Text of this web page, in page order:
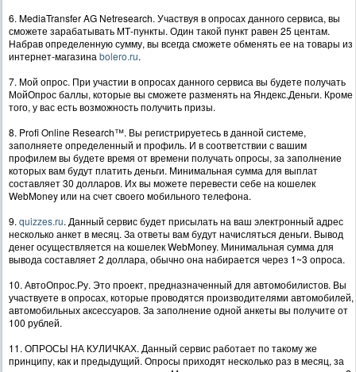
6. MediaTransfer AG Netresearch. Участвуя в опросах данного сервиса, вы
сможете зарабатывать МТ-пункты. Один такой пункт равен 25 центам.
Набрав определенную сумму, вы всегда сможете обменять ее на товары из
интернет-магазина bolero.ru.
7. Мой опрос. При участии в опросах данного сервиса вы будете получать
МойОпрос баллы, которые вы сможете разменять на Яндекс.Деньги. Кроме
того, у вас есть возможность получить призы.
8. Profi Online Research™. Вы регистрируетесь в данной системе,
заполняете определенный и профиль. И в соответствии с вашим
профилем вы будете время от времени получать опросы, за заполнение
которых вам будут платить деньги. Минимальная сумма для выплат
составляет 30 долларов. Их вы можете перевести себе на кошелек
WebMoney или на счет своего мобильного телефона.
9. quizzes.ru. Данный сервис будет присылать на ваш электронный адрес
несколько анкет в месяц. За ответы вам будут начисляться деньги. Вывод
денег осуществляется на кошелек WebMoney. Минимальная сумма для
вывода составляет 2 доллара, обычно она набирается через 1~3 опроса.
10. АвтоОпрос.Ру. Это проект, предназначенный для автомобилистов. Вы
участвуете в опросах, которые проводятся производителями автомобилей,
автомобильных аксессуаров. За заполнение одной анкеты вы получите от
100 рублей.
11. ОПРОСЫ НА КУЛИЧКАХ. Данный сервис работает по такому же
принципу, как и предыдущий. Опросы приходят несколько раз в месяц, за